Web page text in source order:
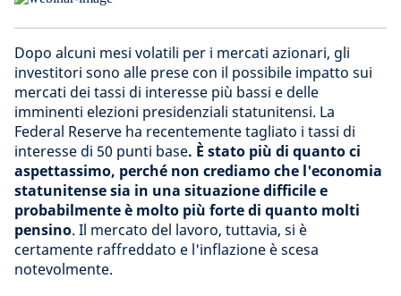
Dopo alcuni mesi volatili per i mercati azionari, gli
investitori sono alle prese con il possibile impatto sui
mercati dei tassi di interesse più bassi e delle
imminenti elezioni presidenziali statunitensi. La
Federal Reserve ha recentemente tagliato i tassi di
interesse di 50 punti base. È stato più di quanto ci
aspettassimo, perché non crediamo che l'economia
statunitense sia in una situazione difficile e
probabilmente è molto più forte di quanto molti
pensino. Il mercato del lavoro, tuttavia, si è
certamente raffreddato e l'inflazione è scesa
notevolmente.